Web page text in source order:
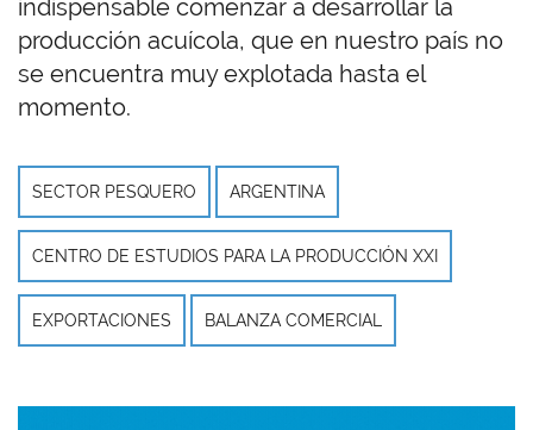
indispensable comenzar a desarrollar la
producción acuícola, que en nuestro país no
se encuentra muy explotada hasta el
momento.
SECTOR PESQUERO ARGENTINA
CENTRO DE ESTUDIOS PARA LA PRODUCCIÓN XXI
EXPORTACIONES BALANZA COMERCIAL